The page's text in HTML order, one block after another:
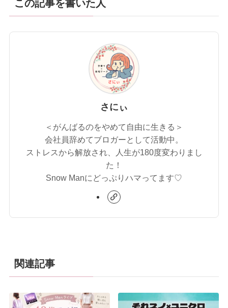
この記事を書いた人
さにぃ
＜がんばるのをやめて自由に生きる＞
会社員辞めてブロガーとして活動中。
ストレスから解放され、人生が180度変わりまし
た！
Snow Manにどっぷりハマってます♡
関連記事